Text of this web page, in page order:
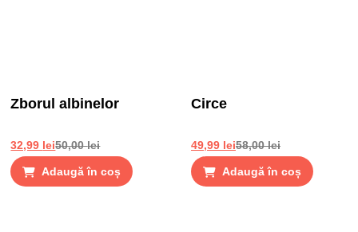
Zborul albinelor
50,00lei
32,99 lei
Adaugă în coș
Circe
58,00lei
49,99 lei
Adaugă în coș